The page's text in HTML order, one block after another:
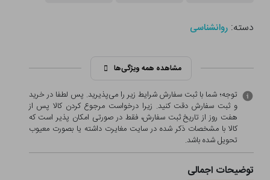
دسته:روانشناسی
مشاهده همه ویژگی‌ها
توجه؛ شما با ثبت سفارش شرایط زیر را می‌پذیرید. پس لطفا در خرید
و ثبت سفارش دقت کنید. زیرا درخواست مرجوع کردن کالا پس از
هفت روز از تاریخ ثبت سفارش، فقط در صورتی امکان پذیر است که
کالا با مشخصات ذکر شده در سایت مغایرت داشته یا بصورت معيوب
تحویل شده باشد.
توضیحات اجمالی